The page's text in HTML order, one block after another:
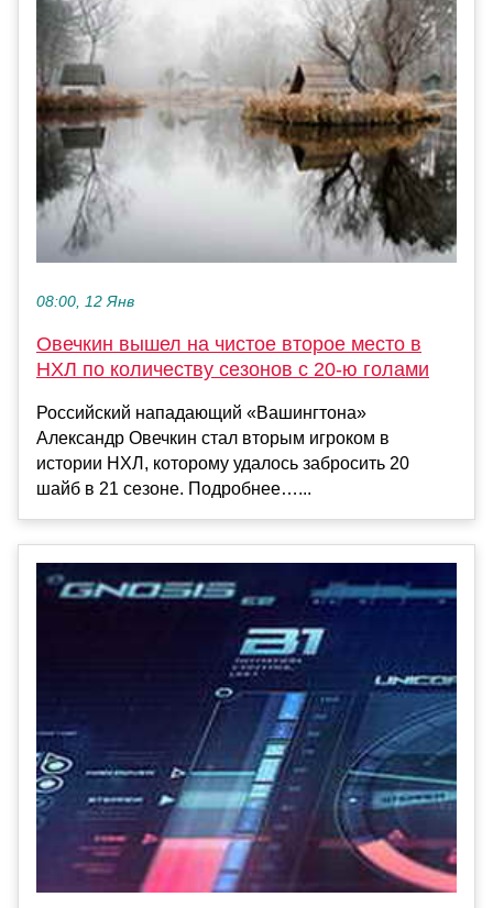
08:00, 12 Янв
Овечкин вышел на чистое второе место в
НХЛ по количеству сезонов с 20‑ю голами
Российский нападающий «Вашингтона»
Александр Овечкин стал вторым игроком в
истории НХЛ, которому удалось забросить 20
шайб в 21 сезоне. Подробнее…...